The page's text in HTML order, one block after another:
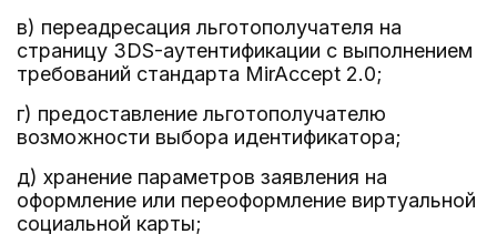
в) переадресация льготополучателя на
страницу 3DS-аутентификации с выполнением
требований стандарта MirAccept 2.0;
г) предоставление льготополучателю
возможности выбора идентификатора;
д) хранение параметров заявления на
оформление или переоформление виртуальной
социальной карты;